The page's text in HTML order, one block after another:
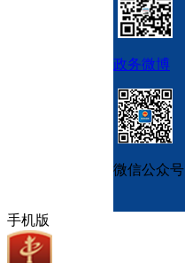
政务微博
微信公众号
手机版